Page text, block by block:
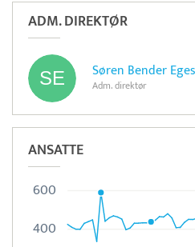
ADM. DIREKTØR
Søren Bender
Adm. direktør
ANSATTE
400
600